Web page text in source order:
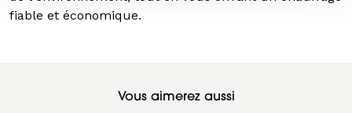
fiable et économique.
Vous aimerez aussi